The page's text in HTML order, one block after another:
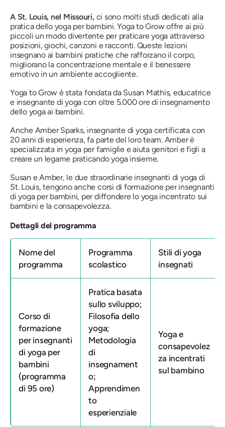
A St. Louis, nel Missouri,ci sono molti studi dedicati alla
pratica dello yoga per bambini. Yoga to Grow offre ai più
piccoli un modo divertente per praticare yoga attraverso
posizioni, giochi, canzoni e racconti. Queste lezioni
insegnano ai bambini pratiche che rafforzano il corpo,
migliorano la concentrazione mentale e il benessere
emotivo in un ambiente accogliente.
Yoga to Grow è stata fondata da Susan Mathis, educatrice
e insegnante di yoga con oltre 5.000 ore di insegnamento
dello yoga ai bambini.
Anche Amber Sparks, insegnante di yoga certificata con
20 anni di esperienza, fa parte del loro team. Amber è
specializzata in yoga per famiglie e aiuta genitori e figli a
creare un legame praticando yoga insieme.
Susan e Amber, le due straordinarie insegnanti di yoga di
St. Louis, tengono anche corsi di formazione per insegnanti
di yoga per bambini, per diffondere lo yoga incentrato sui
bambini e la consapevolezza.
Dettagli del programma
Nome del
programma
Programma
scolastico
Stili di yoga
insegnati
Corso di
formazione
per insegnanti
di yoga per
bambini
(programma
di 95 ore)
Pratica basata
sullo sviluppo;
Filosofia dello
yoga;
Metodologia
di
insegnament
o;
Apprendimen
to
esperienziale
Yoga e
consapevolez
za incentrati
sul bambino